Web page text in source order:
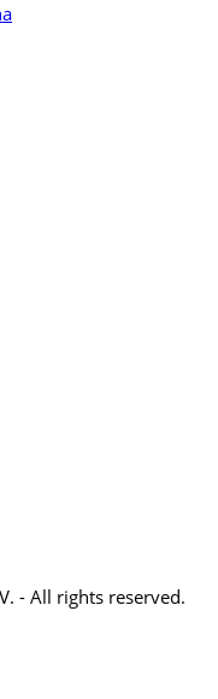
- All rights reserved.